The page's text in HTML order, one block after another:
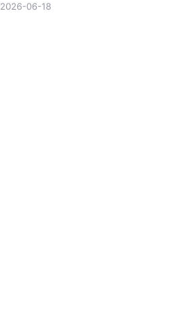
七八糟的软件，直接右键点击图片，几秒钟就
2026-06-18